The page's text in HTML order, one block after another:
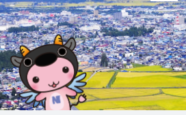
サポート
Q&A
センター情報
〒992-0044
山形県米沢市春日四丁目2-75
0238-24-2525
営業時間 9:00～18:00
1